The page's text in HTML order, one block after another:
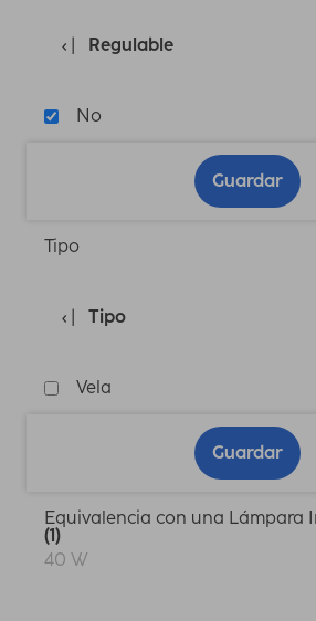
Regulable
No
Guardar
Tipo
Tipo
Vela
Guardar
Equivalencia con una Lámpara
(1)
40 W